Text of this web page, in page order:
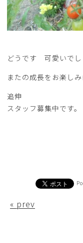
どうです 可愛いで
またの成長をお楽し
追伸
スタッフ募集中です。
« prev